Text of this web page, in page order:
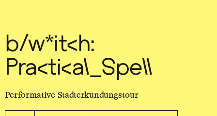
b/w*itch:
Practical_Spell
Performative Stadterkundungstour